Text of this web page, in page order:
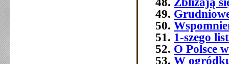
1-szego
O Polsce
W